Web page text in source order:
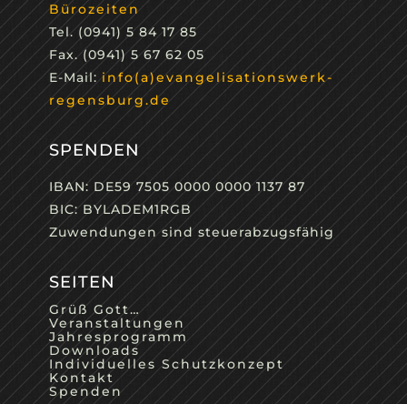
Bürozeiten
Tel. (0941) 5 84 17 85
Fax. (0941) 5 67 62 05
E-Mail: info(a)evangelisationswerk-
regensburg.de
SPENDEN
IBAN: DE59 7505 0000 0000 1137 87
BIC: BYLADEM1RGB
Zuwendungen sind steuerabzugsfähig
SEITEN
Grüß Gott…
Veranstaltungen
Jahresprogramm
Downloads
Individuelles Schutzkonzept
Kontakt
Spenden